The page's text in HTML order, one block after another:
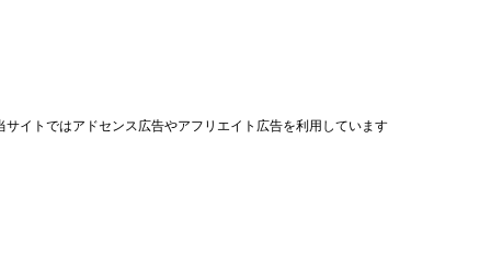
サイトではアドセンス広告やアフリエイト広告を利用しています